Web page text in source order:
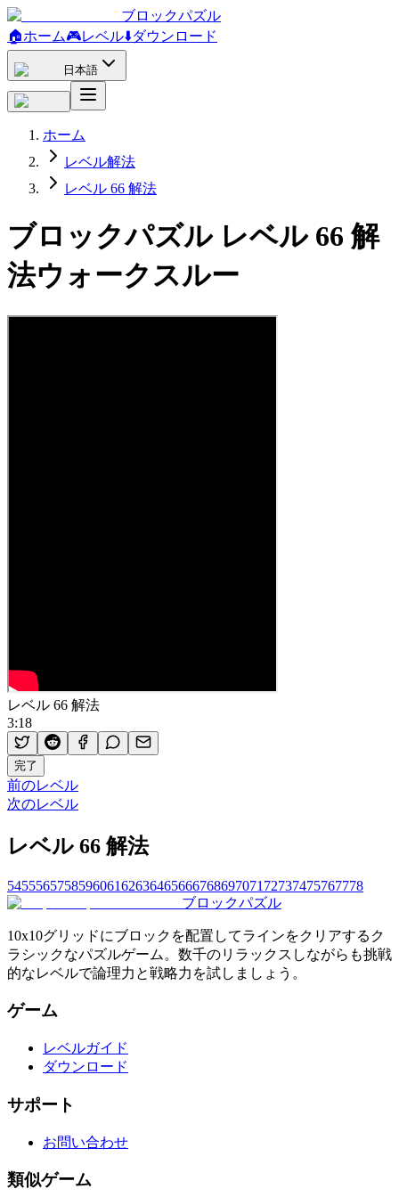
ブロックパズル
🏠ホーム🎮レベル⬇️ダウンロード
日本語
ホーム
レベル解法
レベル 66 解法
ブロックパズル レベル 66 解
法ウォークスルー
レベル 66 解法
3:18
完了
前のレベル
次のレベル
レベル 66 解法
545556575859606162636465666768697071 72737475767778
ブロックパズル
10x10グリッドにブロックを配置してラインをクリアするク
ラシックなパズルゲーム。数千のリラックスしながらも挑戦
的なレベルで論理力と戦略力を試しましょう。
ゲーム
レベルガイド
ダウンロード
サポート
お問い合わせ
類似ゲーム